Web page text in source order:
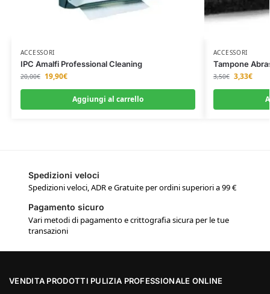
ACCESSORI
IPC Amalfi Professional Cleaning
20,00€ 19,90€
Aggiungi al carrello
ACCESSORI
Tampone
3,50€ 3,33€
Spedizioni veloci
Spedizioni veloci, ADR e Gratuite per ordini superiori a 99 €
Pagamento sicuro
Vari metodi di pagamento e crittografia sicura per le tue
transazioni
VENDITA PRODOTTI PULIZIA PROFESSIONALE ONLINE